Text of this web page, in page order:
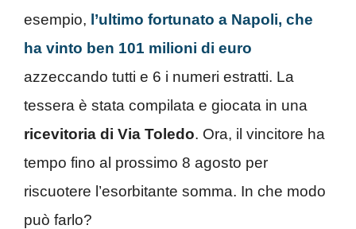
esempio, l’ultimo fortunato a Napoli, che
ha vinto ben 101 milioni di euro
azzeccando tutti e 6 i numeri estratti. La
tessera è stata compilata e giocata in una
ricevitoria di Via Toledo. Ora, il vincitore ha
tempo fino al prossimo 8 agosto per
riscuotere l’esorbitante somma. In che modo
può farlo?